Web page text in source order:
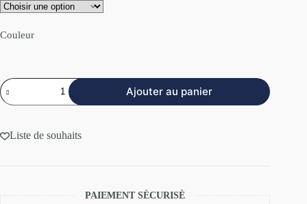
Couleur
Ajouter au panier
Liste de souhaits
PAIEMENT SÈCURISÈ